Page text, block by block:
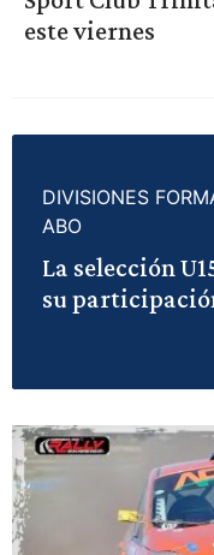
este viernes
DIVISIONES
ABO
La selección
su